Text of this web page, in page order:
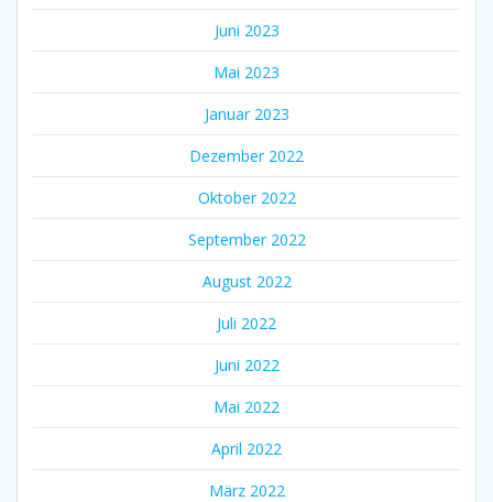
Juni 2023
Mai 2023
Januar 2023
Dezember 2022
Oktober 2022
September 2022
August 2022
Juli 2022
Juni 2022
Mai 2022
April 2022
März 2022